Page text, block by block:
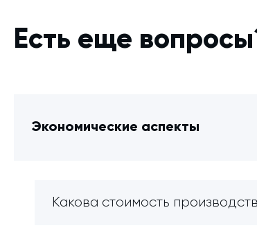
Есть еще
Экономические аспекты
Какова стоимость